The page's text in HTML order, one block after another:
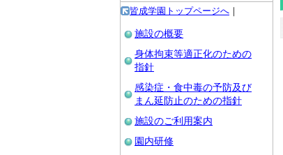
皆成学園トップページへ ｜
施設の概要
身体拘束等適正化のための
指針
感染症・食中毒の予防及び
まん延防止のための指針
施設のご利用案内
園内研修